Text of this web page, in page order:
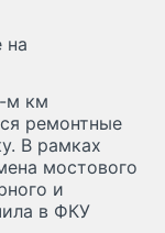
на
м км
ремонтные
В рамках
мостового
и
в ФКУ